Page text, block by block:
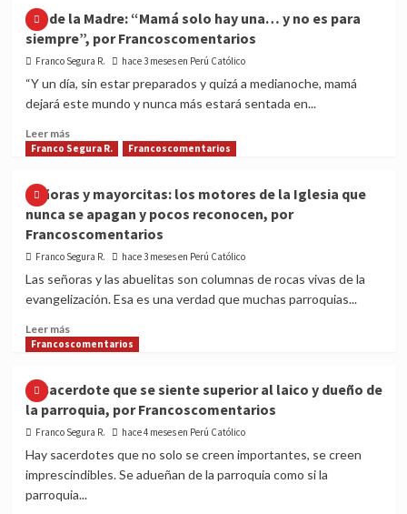
Día de la Madre: “Mamá solo hay una… y no es para
siempre”, por Francoscomentarios
Franco Segura R. hace 3 meses en Perú Católico
“Y un día, sin estar preparados y quizá a medianoche, mamá
dejará este mundo y nunca más estará sentada en...
Leer másRead
more
de
la
Madre:
“Mamá
hay
una…
no
es
siempre”,
por
Franco Segura R. Francoscomentarios
Señoras y mayorcitas: los motores de la Iglesia que
nunca se apagan y pocos reconocen, por
Francoscomentarios
Franco Segura R. hace 3 meses en Perú Católico
Las señoras y las abuelitas son columnas de rocas vivas de la
evangelización. Esa es una verdad que muchas parroquias...
Leer másRead
more
y
mayorcitas:
los
motores
la
Iglesia
Francoscomentarios
El Sacerdote que se siente superior al laico y dueño de
la parroquia, por Francoscomentarios
Franco Segura R. hace 4 meses en Perú Católico
Hay sacerdotes que no solo se creen importantes, se creen
imprescindibles. Se adueñan de la parroquia como si la
parroquia...